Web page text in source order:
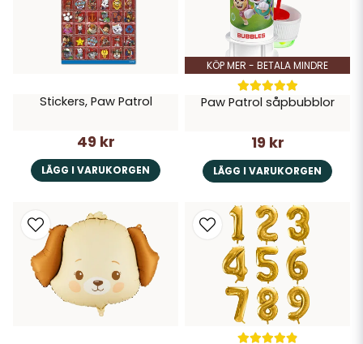
Stickers, Paw Patrol
49 kr
LÄGG I VARUKORGEN
KÖP MER - BETALA MINDRE
Paw Patrol såpbubblor
19 kr
LÄGG I VARUKORGEN